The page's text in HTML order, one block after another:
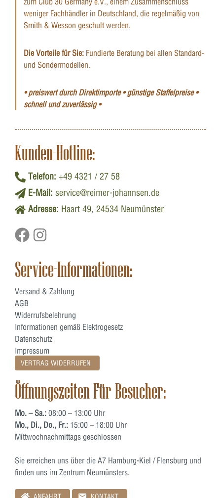
weniger Fachhändler in Deutschland, die regelmäßig von
Smith & Wesson geschult werden.
Die Vorteile für Sie: Fundierte Beratung bei allen Standard-
und Sondermodellen.
• preiswert durch Direktimporte • günstige Staffelpreise •
schnell und zuverlässig •
Kunden-Hotline:
Telefon: +49 4321 / 27 58
E-Mail: service@reimer-johannsen.de
Adresse: Haart 49, 24534 Neumünster
Service-Informationen:
Versand & Zahlung
AGB
Widerrufsbelehrung
Informationen gemäß Elektrogesetz
Datenschutz
Impressum
VERTRAG WIDERRUFEN
Öffnungszeiten Für Besucher:
Mo. – Sa.: 08:00 – 13:00 Uhr
Mo., Di., Do., Fr.: 15:00 – 18:00 Uhr
Mittwochnachmittags geschlossen
Sie erreichen uns über die A7 Hamburg-Kiel / Flensburg und
finden uns im Zentrum Neumünsters.